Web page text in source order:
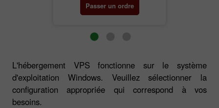
Passer un ordre
L'hébergement VPS fonctionne sur le système
d'exploitation Windows. Veuillez sélectionner la
configuration appropriée qui correspond à vos
besoins.